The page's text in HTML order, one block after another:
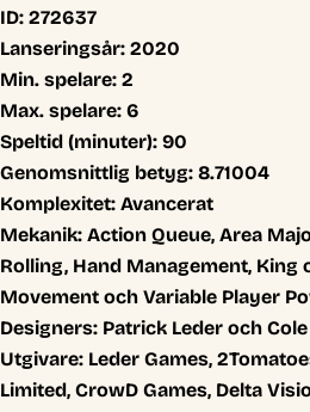
ID: 272637
Lanseringsår: 2020
Min. spelare: 2
Max. spelare: 6
Speltid (minuter): 90
Genomsnittlig betyg: 8.71004
Komplexitet: Avancerat
Mekanik: Action Queue, Area
Rolling, Hand Management, King
Movement och Variable Player
Designers: Patrick Leder och
Utgivare: Leder Games,
Limited, CrowD Games, Delta